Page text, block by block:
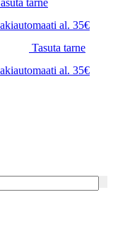
tarne
al. 35€
Tasuta tarne
al. 35€